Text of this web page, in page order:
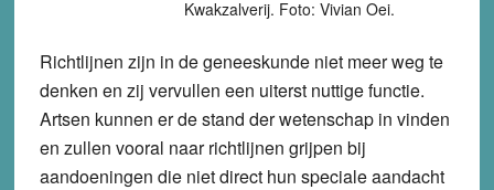
Kwakzalverij. Foto: Vivian Oei.
Richtlijnen zijn in de geneeskunde niet meer weg te
denken en zij vervullen een uiterst nuttige functie.
Artsen kunnen er de stand der wetenschap in vinden
en zullen vooral naar richtlijnen grijpen bij
aandoeningen die niet direct hun speciale aandacht